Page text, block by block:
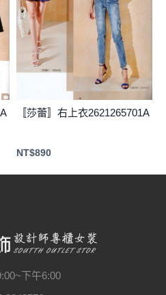
〚莎蕾〛右上衣2621265701A
NT$890
下午6:00